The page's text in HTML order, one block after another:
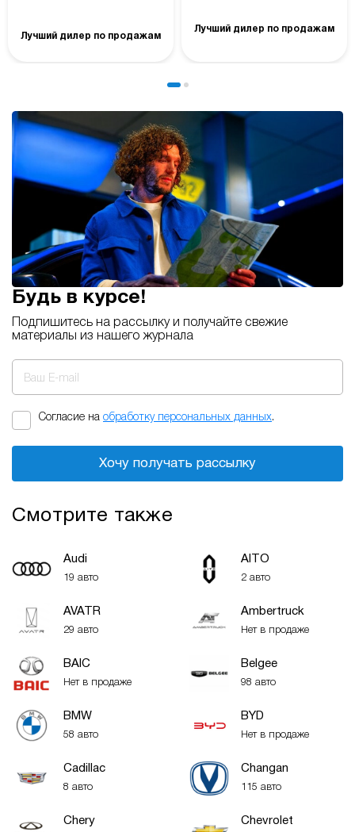
Лучший дилер по продажам
Лучший дилер по продажам
Будь в курсе!
Подпишитесь на рассылку и получайте свежие
материалы из нашего журнала
Ваш E-mail
Согласие на обработку персональных данных.
Хочу получать рассылку
Смотрите также
Audi
19 авто
AITO
2 авто
AVATR
29 авто
Ambertruck
Нет в продаже
BAIC
Нет в продаже
Belgee
98 авто
BMW
58 авто
BYD
Нет в продаже
Cadillac
8 авто
Changan
115 авто
Chery Chevrolet